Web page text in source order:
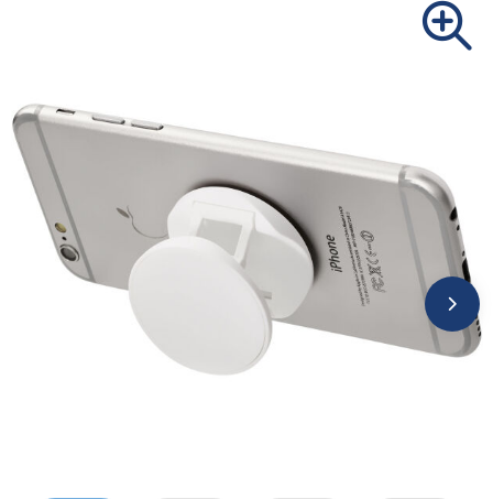
Kledingaccessoires
Ondergoed, Sokken en Nachtkleding
Overhemden
Peuters en Baby's